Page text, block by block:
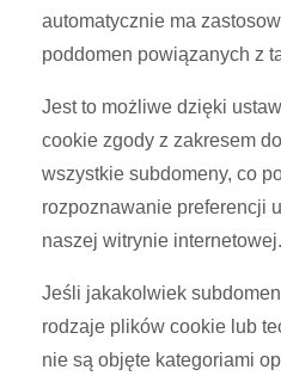
automatycznie ma
poddomen powiązanych z
Jest to możliwe dzięki
cookie zgody z zakresem
wszystkie subdomeny, co
rozpoznawanie preferencji
naszej witrynie internetowej.
Jeśli jakakolwiek
rodzaje plików cookie lub
nie są objęte kategoriami